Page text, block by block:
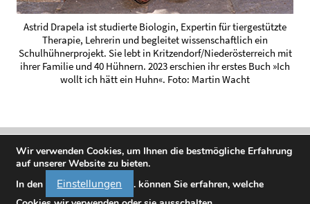
Astrid Drapela ist studierte Biologin, Expertin für tiergestützte
Therapie, Lehrerin und begleitet wissenschaftlich ein
Schulhühnerprojekt. Sie lebt in Kritzendorf/Niederösterreich mit
ihrer Familie und 40 Hühnern. 2023 erschien ihr erstes Buch »Ich
wollt ich hätt ein Huhn«. Foto: Martin Wacht
Wir verwenden Cookies, um Ihnen die bestmögliche Erfahrung
auf unserer Website zu bieten.
In den
Einstellungen
. können Sie erfahren, welche